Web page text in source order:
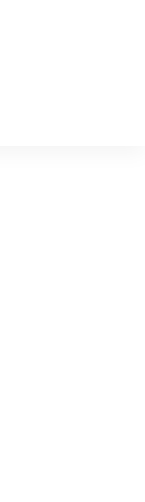
Stres dan